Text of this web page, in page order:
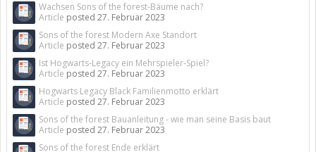
Wachsen Sons of the forest-Bäume nach?
Article posted 27. Februar 2023
Sons of the forest Modern Axe Standort
Article posted 27. Februar 2023
Ist Hogwarts-Legacy ein Mehrspieler-Spiel?
Article posted 27. Februar 2023
Hogwarts Legacy Black Familienmotto erklärt
Article posted 27. Februar 2023
Sons of the forest Bauanleitung - wie man seine Basis baut
Article posted 27. Februar 2023
Sons of the forest Ende erklärt